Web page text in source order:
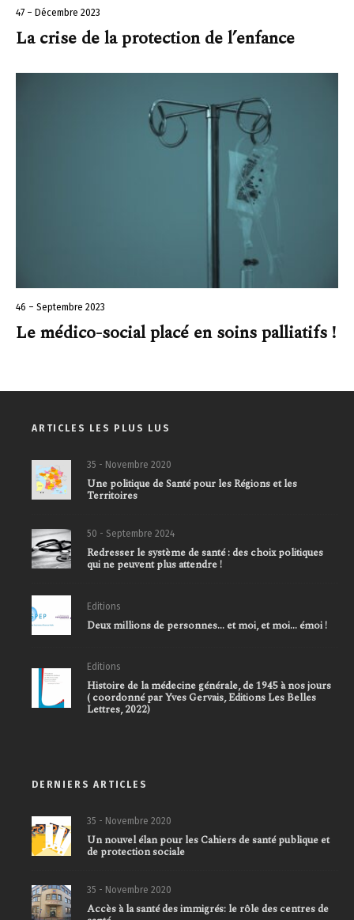
47 – Décembre 2023
La crise de la protection de l’enfance
46 – Septembre 2023
Le médico-social placé en soins palliatifs !
ARTICLES LES PLUS LUS
35 - Novembre 2020
Une politique de Santé pour les Régions et les
Territoires
50 - Septembre 2024
Redresser le système de santé : des choix politiques
qui ne peuvent plus attendre !
Editions
Deux millions de personnes… et moi, et moi… émoi !
Editions
Histoire de la médecine générale, de 1945 à nos jours
( coordonné par Yves Gervais, Editions Les Belles
Lettres, 2022)
DERNIERS ARTICLES
35 - Novembre 2020
Un nouvel élan pour les Cahiers de santé publique et
de protection sociale
35 - Novembre 2020
Accès à la santé des immigrés: le rôle des centres de